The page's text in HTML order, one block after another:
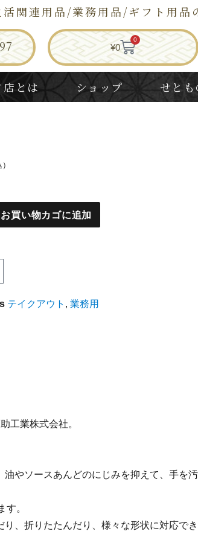
活関連用品/業務用品/ギフト用品
¥0
0
とは ショップ せと
お買い物カゴに追加
テイクアウト ,業務用
工業株式会社。
やソースあんどのにじみを抑えて、手を
す。
、折りたたんだり、様々な形状に対応で